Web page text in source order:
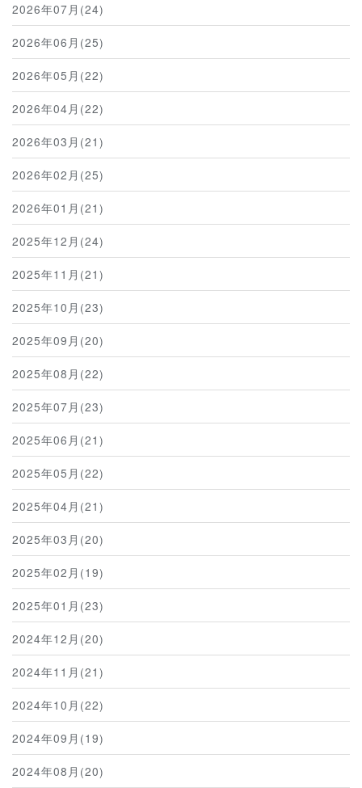
2026年07月(24)
2026年06月(25)
2026年05月(22)
2026年04月(22)
2026年03月(21)
2026年02月(25)
2026年01月(21)
2025年12月(24)
2025年11月(21)
2025年10月(23)
2025年09月(20)
2025年08月(22)
2025年07月(23)
2025年06月(21)
2025年05月(22)
2025年04月(21)
2025年03月(20)
2025年02月(19)
2025年01月(23)
2024年12月(20)
2024年11月(21)
2024年10月(22)
2024年09月(19)
2024年08月(20)